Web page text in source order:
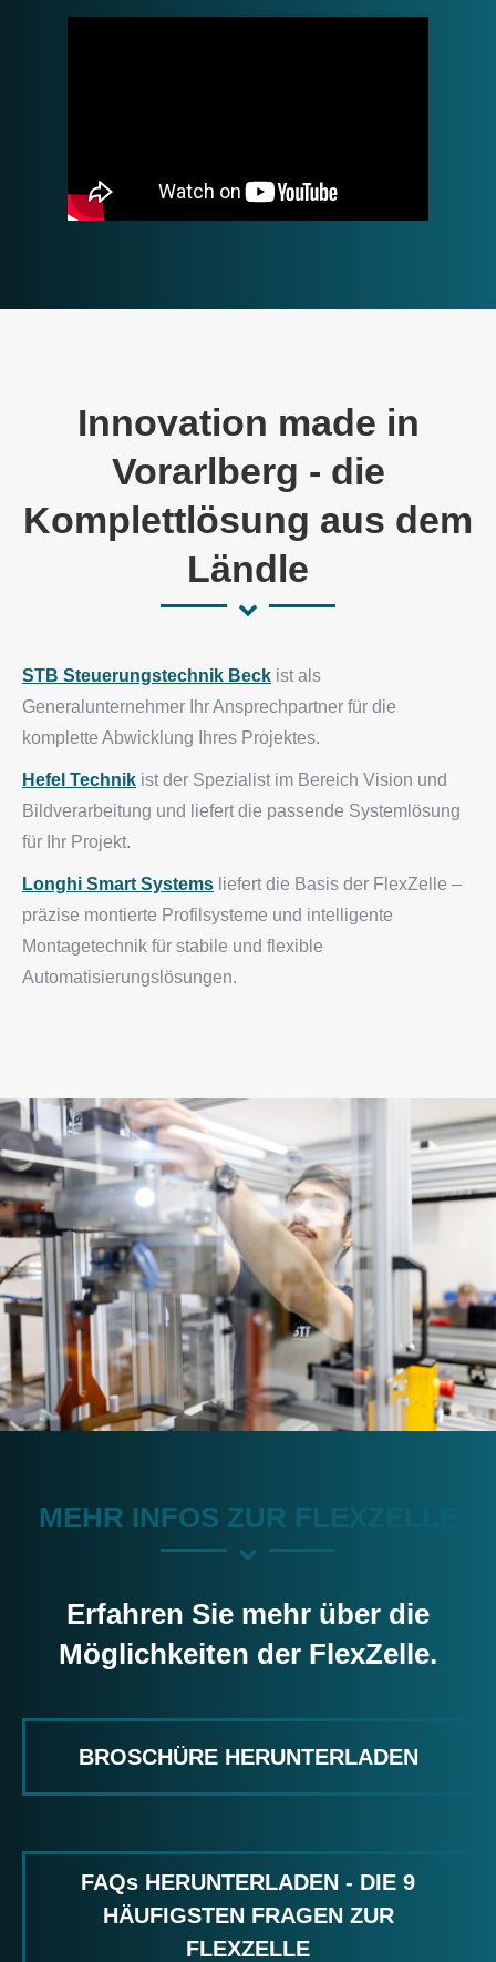
Innovation made in
Vorarlberg - die
Komplettlösung aus dem
Ländle
STB Steuerungstechnik Beck ist als
Generalunternehmer Ihr Ansprechpartner für die
komplette Abwicklung Ihres Projektes.
Hefel Technik ist der Spezialist im Bereich Vision und
Bildverarbeitung und liefert die passende Systemlösung
für Ihr Projekt.
Longhi Smart Systems liefert die Basis der FlexZelle –
präzise montierte Profilsysteme und intelligente
Montagetechnik für stabile und flexible
Automatisierungslösungen.
MEHR INFOS ZUR FLEXZELLE
Erfahren Sie mehr über die
Möglichkeiten der FlexZelle.
BROSCHÜRE HERUNTERLADEN
FAQs HERUNTERLADEN - DIE 9
HÄUFIGSTEN FRAGEN ZUR
FLEXZELLE